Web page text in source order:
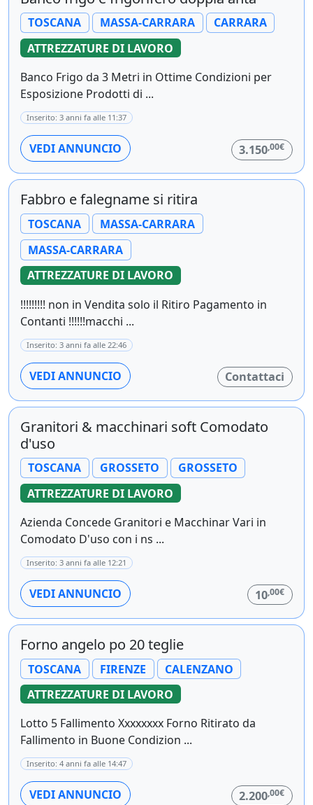
TOSCANA MASSA-CARRARA
CARRARA
ATTREZZATURE DI LAVORO
Banco Frigo da 3 Metri in Ottime Condizioni per
Esposizione Prodotti di ...
Inserito: 3 anni fa alle 11:37
VEDI ANNUNCIO 3.150,00€
Fabbro e falegname si ritira
TOSCANA
MASSA-CARRARA
MASSA-CARRARA
ATTREZZATURE DI LAVORO
!!!!!!!!! non in Vendita solo il Ritiro Pagamento in
Contanti !!!!!!macchi ...
Inserito: 3 anni fa alle 22:46
VEDI ANNUNCIO Contattaci
Granitori & macchinari soft Comodato
d'uso
TOSCANA GROSSETO
GROSSETO
ATTREZZATURE DI LAVORO
Azienda Concede Granitori e Macchinar Vari in
Comodato D'uso con i ns ...
Inserito: 3 anni fa alle 12:21
VEDI ANNUNCIO 10,00€
Forno angelo po 20 teglie
TOSCANA FIRENZE
CALENZANO
ATTREZZATURE DI LAVORO
Lotto 5 Fallimento Xxxxxxxx Forno Ritirato da
Fallimento in Buone Condizion ...
Inserito: 4 anni fa alle 14:47
VEDI ANNUNCIO 2.200,00€